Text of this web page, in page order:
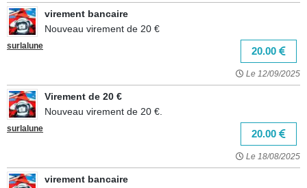
surlalune
virement bancaire
Nouveau virement de 20 €
20.00
Le 12/09/2025
surlalune
Virement de 20 €
Nouveau virement de 20 €.
20.00
Le 18/08/2025
virement bancaire